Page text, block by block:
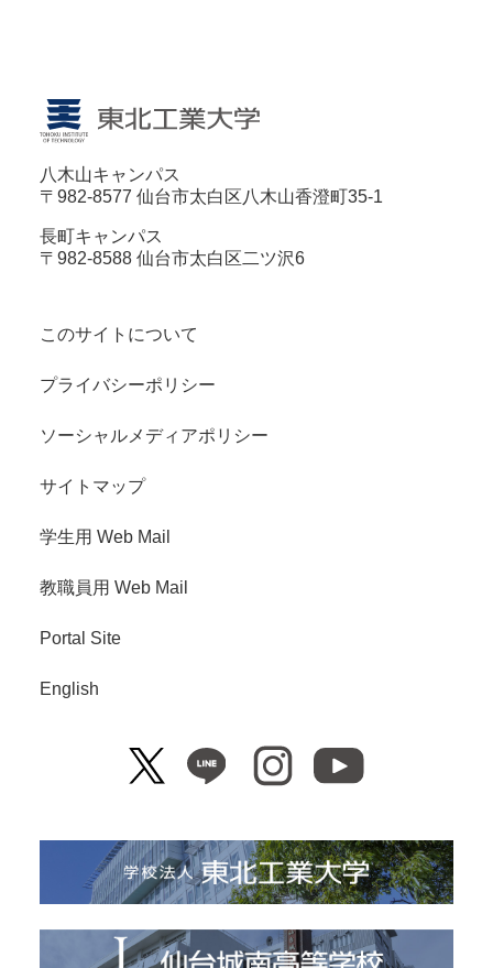
八木山キャンパス
〒982-8577 仙台市太白区八木山香澄町35-1
長町キャンパス
〒982-8588 仙台市太白区二ツ沢6
このサイトについて
プライバシーポリシー
ソーシャルメディアポリシー
サイトマップ
学生用 Web Mail
教職員用 Web Mail
Portal Site
English